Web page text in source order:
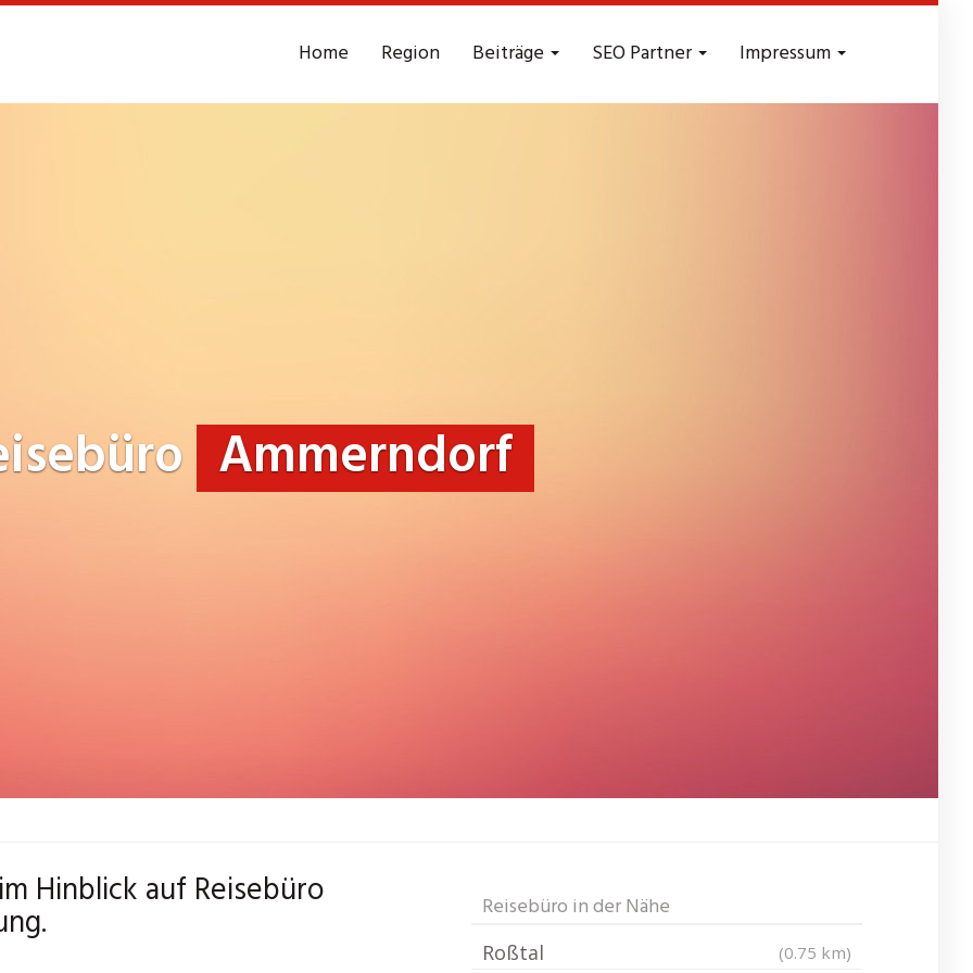
Home Region Beiträge SEO Partner Impressum
Ammerndorf
Hinblick auf Reisebüro Reisebüro in der Nähe
Roßtal (0.75 km)